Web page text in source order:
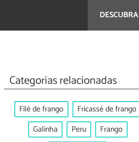
DESCUBRA
Categorias relacionadas
Filé de frango
Fricassé de frango
Galinha
Peru
Frango